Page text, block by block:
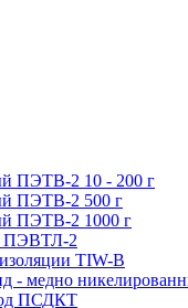
ПЭТВ-2 10 - 200 г
ПЭТВ-2 500 г
ПЭТВ-2 1000 г
ПЭВТЛ-2
TIW-B
- медно
ПСДКТ